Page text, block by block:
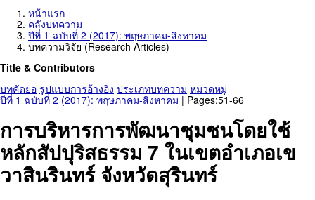
หน้าแรก
คลังบทความ
ปีที่ 1 ฉบับที่ 2 (2017): พฤษภาคม-สิงหาคม
บทความวิจัย (Research Articles)
Title & Contributors
บทคัดย่อ รูปแบบการอ้างอิง ประเภทบทความ หมวดหมู่
ปีที่ 1 ฉบับที่ 2 (2017): พฤษภาคม-สิงหาคม | Pages:51-66
การบริหารการพัฒนาชุมชนโดยใช้
หลักสัปปุริสธรรม 7 ในเขตอำเภอเข
วาสินรินทร์ จังหวัดสุรินทร์